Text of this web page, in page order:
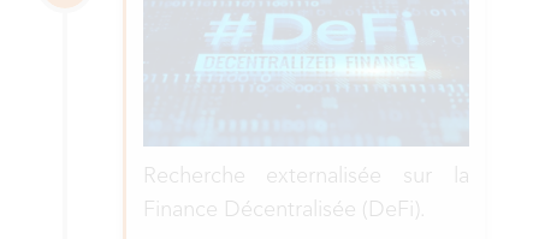
Recherche externalisée sur la
Finance Décentralisée (DeFi).